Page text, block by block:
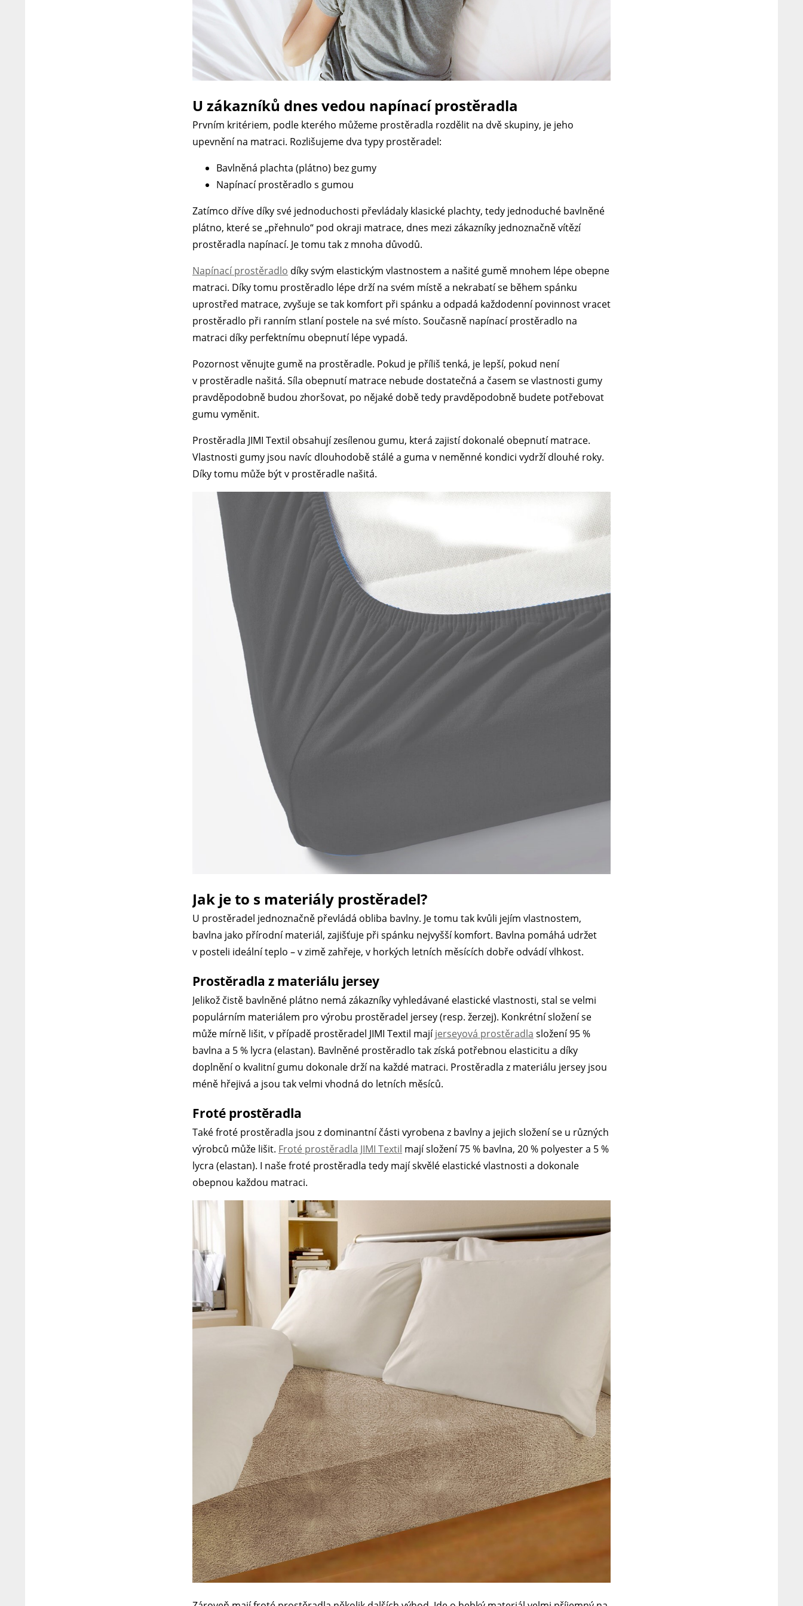
U zákazníků dnes vedou napínací prostěradla
Prvním kritériem, podle kterého můžeme prostěradla rozdělit na dvě skupiny, je jeho
upevnění na matraci. Rozlišujeme dva typy prostěradel:
Bavlněná plachta (plátno) bez gumy
Napínací prostěradlo s gumou
Zatímco dříve díky své jednoduchosti převládaly klasické plachty, tedy jednoduché bavlněné
plátno, které se „přehnulo“ pod okraji matrace, dnes mezi zákazníky jednoznačně vítězí
prostěradla napínací. Je tomu tak z mnoha důvodů.
Napínací prostěradlo díky svým elastickým vlastnostem a našité gumě mnohem lépe obepne
matraci. Díky tomu prostěradlo lépe drží na svém místě a nekrabatí se během spánku
uprostřed matrace, zvyšuje se tak komfort při spánku a odpadá každodenní povinnost vracet
prostěradlo při ranním stlaní postele na své místo. Současně napínací prostěradlo na
matraci díky perfektnímu obepnutí lépe vypadá.
Pozornost věnujte gumě na prostěradle. Pokud je příliš tenká, je lepší, pokud není
v prostěradle našitá. Síla obepnutí matrace nebude dostatečná a časem se vlastnosti gumy
pravděpodobně budou zhoršovat, po nějaké době tedy pravděpodobně budete potřebovat
gumu vyměnit.
Prostěradla JIMI Textil obsahují zesílenou gumu, která zajistí dokonalé obepnutí matrace.
Vlastnosti gumy jsou navíc dlouhodobě stálé a guma v neměnné kondici vydrží dlouhé roky.
Díky tomu může být v prostěradle našitá.
Jak je to s materiály prostěradel?
U prostěradel jednoznačně převládá obliba bavlny. Je tomu tak kvůli jejím vlastnostem,
bavlna jako přírodní materiál, zajišťuje při spánku nejvyšší komfort. Bavlna pomáhá udržet
v posteli ideální teplo – v zimě zahřeje, v horkých letních měsících dobře odvádí vlhkost.
Prostěradla z materiálu jersey
Jelikož čistě bavlněné plátno nemá zákazníky vyhledávané elastické vlastnosti, stal se velmi
populárním materiálem pro výrobu prostěradel jersey (resp. žerzej). Konkrétní složení se
může mírně lišit, v případě prostěradel JIMI Textil majíjerseyová prostěradla složení 95 %
bavlna a 5 % lycra (elastan). Bavlněné prostěradlo tak získá potřebnou elasticitu a díky
doplnění o kvalitní gumu dokonale drží na každé matraci. Prostěradla z materiálu jersey jsou
méně hřejivá a jsou tak velmi vhodná do letních měsíců.
Froté prostěradla
Také froté prostěradla jsou z dominantní části vyrobena z bavlny a jejich složení se u různých
výrobců může lišit. Froté prostěradla JIMI Textil mají složení 75 % bavlna, 20 % polyester a 5 %
lycra (elastan). I naše froté prostěradla tedy mají skvělé elastické vlastnosti a dokonale
obepnou každou matraci.